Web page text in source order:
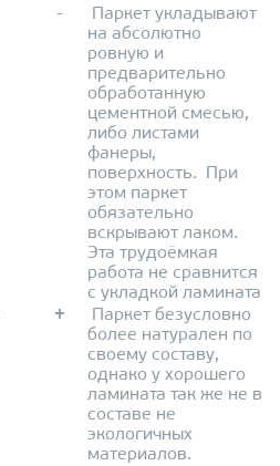
-
Паркет укладывают
на абсолютно
ровную и
предварительно
обработанную
цементной смесью,
либо листами
фанеры,
поверхность. При
этом паркет
обязательно
вскрывают лаком.
Эта трудоёмкая
работа не сравнится
с укладкой ламината
+
Паркет безусловно
более натурален по
своему составу,
однако у хорошего
ламината так же не в
составе не
экологичных
материалов.